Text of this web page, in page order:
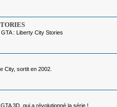
: Liberty City Stories
City, sortit en 2002.
3D, qui a révolutionné la série !